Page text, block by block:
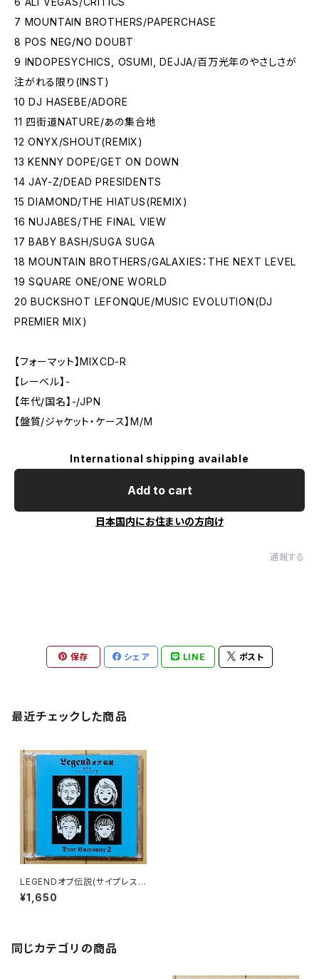
7 MOUNTAIN BROTHERS/PAPERCHASE
8 POS NEG/NO DOUBT
9 INDOPESYCHICS, OSUMI, DEJJA/百万光年のやさしさが
注がれる限り(INST)
10 DJ HASEBE/ADORE
11 四街道NATURE/あの集合地
12 ONYX/SHOUT(REMIX)
13 KENNY DOPE/GET ON DOWN
14 JAY-Z/DEAD PRESIDENTS
15 DIAMOND/THE HIATUS(REMIX)
16 NUJABES/THE FINAL VIEW
17 BABY BASH/SUGA SUGA
18 MOUNTAIN BROTHERS/GALAXIES：THE NEXT LEVEL
19 SQUARE ONE/ONE WORLD
20 BUCKSHOT LEFONQUE/MUSIC EVOLUTION(DJ
PREMIER MIX)
【フォーマット】MIXCD-R
【レーベル】-
【年代/国名】-/JPN
【盤質/ジャケット・ケース】M/M
International shipping available
Add to cart
日本国内にお住まいの方向け
通報する
保存 シェア LINE ポスト
最近チェックした商品
LEGENDオブ伝説(サイプレス
上野) / DEAR CUSTOMER 2
¥1,650
同じカテゴリの商品